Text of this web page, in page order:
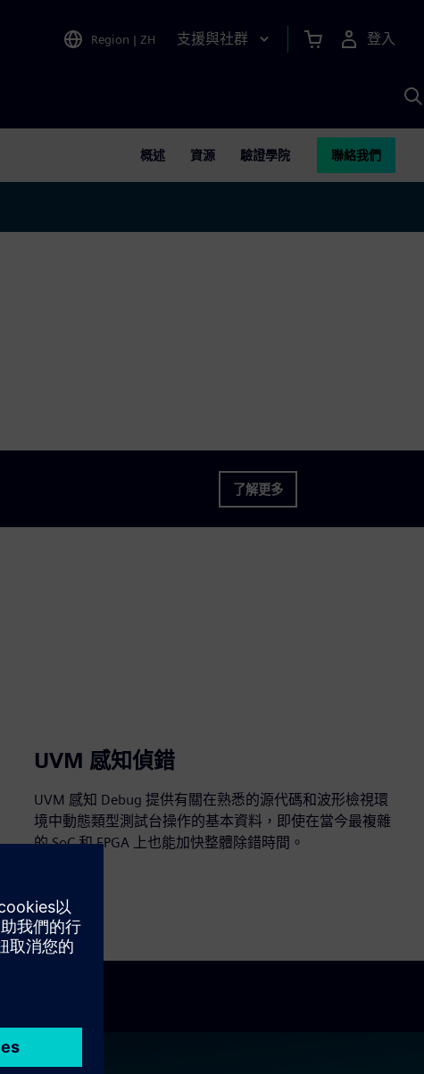
Region | ZH 支援與社群 登入
概述 資源 驗證學院 聯絡我們
了解更多
UVM 感知偵錯
UVM 感知 Debug 提供有關在熟悉的源代碼和波形檢視環
境中動態類型測試台操作的基本資料，即使在當今最複雜
的 SoC 和 FPGA 上也能加快整體除錯時間。